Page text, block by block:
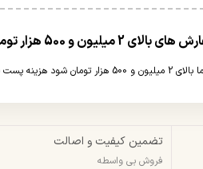
و 500 هزار تومان(غیر حجمی)
محاسبه خواهد شد.
تضمین کیفیت و اصالت
فروش بی واسطه